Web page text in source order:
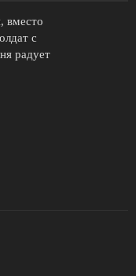
вместо
с
радует